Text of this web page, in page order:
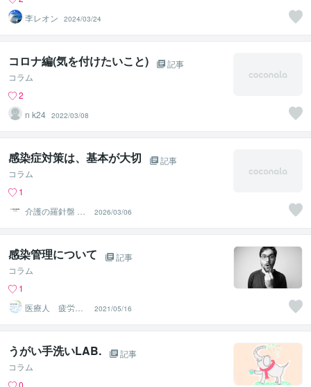
李レオン
2024/03/24
コロナ編(気を付けたいこと)
記事
コラム
2
n k24 2022/03/08
感染症対策は、基本が大切
記事
コラム
1
介護の羅針盤 by
介護しよnet
2026/03/06
感染管理について
記事
コラム
1
医療人 疲労回
復×ダイエット×
習慣改善
2021/05/16
うがい手洗いLAB.
記事
コラム
0